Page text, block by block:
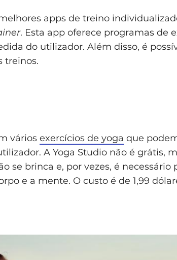
apps de treino
. Esta app oferece programas de
do utilizador. Além disso, é
treinos.
vários exercícios de yoga que
A Yoga Studio não é grátis,
se brinca e, por vezes, é necessário
e a mente. O custo é de 1,99